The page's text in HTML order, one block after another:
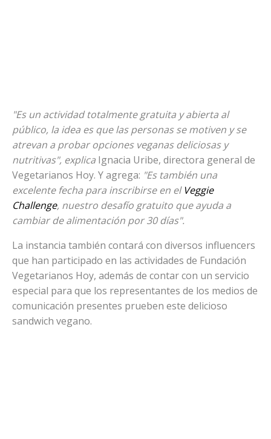
"Es un actividad totalmente gratuita y abierta al
público, la idea es que las personas se motiven y se
atrevan a probar opciones veganas deliciosas y
nutritivas", explica Ignacia Uribe, directora general de
Vegetarianos Hoy. Y agrega: "Es también una
excelente fecha para inscribirse en el Veggie
Challenge, nuestro desafío gratuito que ayuda a
cambiar de alimentación por 30 días".
La instancia también contará con diversos influencers
que han participado en las actividades de Fundación
Vegetarianos Hoy, además de contar con un servicio
especial para que los representantes de los medios de
comunicación presentes prueben este delicioso
sandwich vegano.